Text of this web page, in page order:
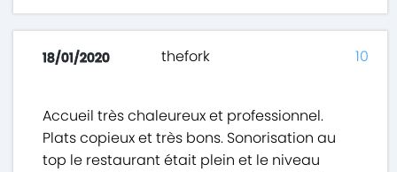
18/01/2020 thefork
Accueil très chaleureux et professionnel.
Plats copieux et très bons. Sonorisation au
top le restaurant était plein et le niveau
10